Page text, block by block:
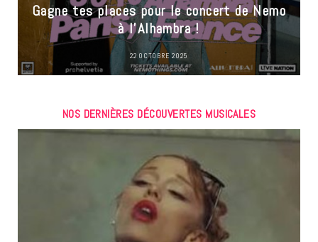
Gagne tes places pour le concert de Nemo
à l’Alhambra !
22 OCTOBRE 2025
NOS DERNIÈRES DÉCOUVERTES MUSICALES